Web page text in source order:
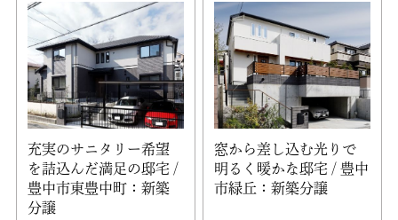
充実のサニタリー希望
を詰込んだ満足の邸宅 /
豊中市東豊中町：新築
分譲
窓から差し込む光りで
明るく暖かな邸宅 / 豊中
市緑丘：新築分譲